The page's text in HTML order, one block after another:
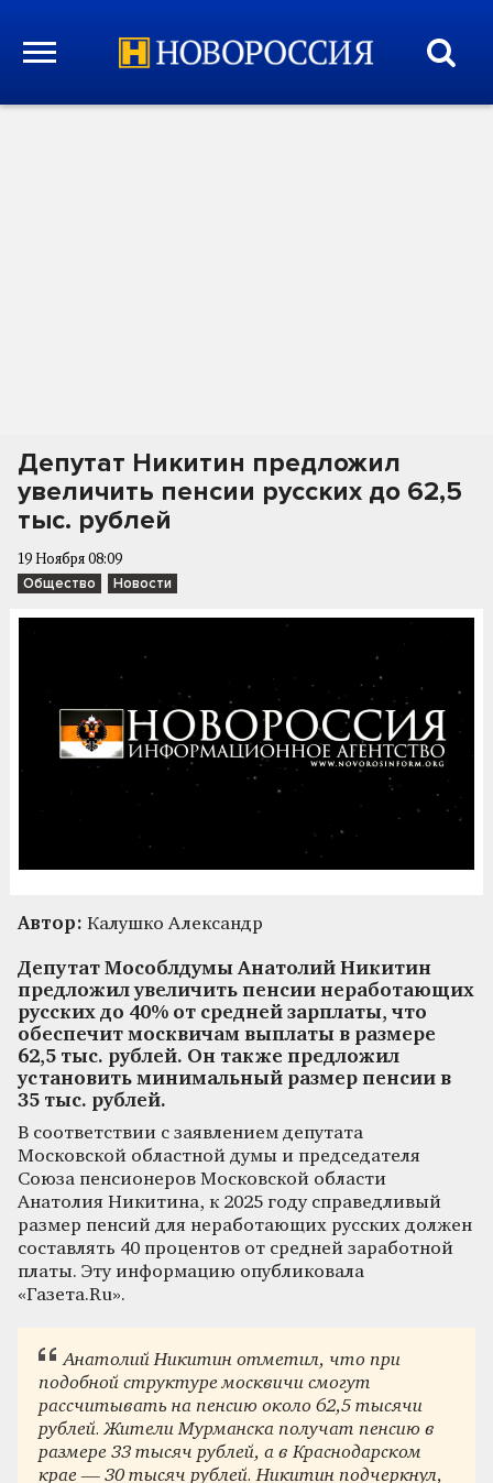
Депутат Никитин предложил
увеличить пенсии русских до 62,5
тыс. рублей
19 Ноября 08:09
Общество Новости
Автор: Калушко Александр
Депутат Мособлдумы Анатолий Никитин
предложил увеличить пенсии неработающих
русских до 40% от средней зарплаты, что
обеспечит москвичам выплаты в размере
62,5 тыс. рублей. Он также предложил
установить минимальный размер пенсии в
35 тыс. рублей.
В соответствии с заявлением депутата
Московской областной думы и председателя
Союза пенсионеров Московской области
Анатолия Никитина, к 2025 году справедливый
размер пенсий для неработающих русских должен
составлять 40 процентов от средней заработной
платы. Эту информацию опубликовала
«Газета.Ru».
Анатолий Никитин отметил, что при
подобной структуре москвичи смогут
рассчитывать на пенсию около 62,5 тысячи
рублей. Жители Мурманска получат пенсию в
размере 33 тысяч рублей, а в Краснодарском
крае — 30 тысяч рублей. Никитин подчеркнул,